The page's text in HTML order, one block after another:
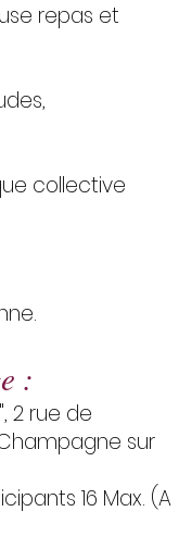
repas et
collective
:
2 rue de
sur
16 Max. (A